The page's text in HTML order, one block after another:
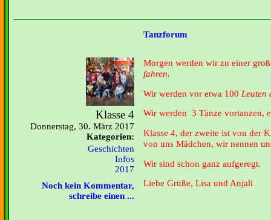
Tanzforum
Klasse 4
Donnerstag, 30. März 2017
Kategorien:
Geschichten
Infos
2017
Noch kein Kommentar,
schreibe einen ...
Morgen werden wir zu einer
fahren.
Wir werden vor etwa 100 Leuten
Wir werden 3 Tänze vortanzen,
Klasse 4, der zweite ist von der
von uns Mädchen, wir nennen
Wir sind schon ganz aufgeregt.
Liebe Grüße, Lisa und Anjali